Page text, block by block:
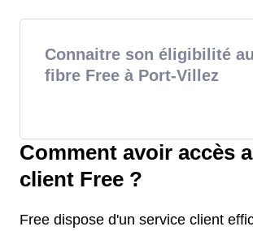
Connaitre son éligibilité
fibre Free à Port-Villez
Comment avoir accès
client Free ?
Free dispose d'un service client